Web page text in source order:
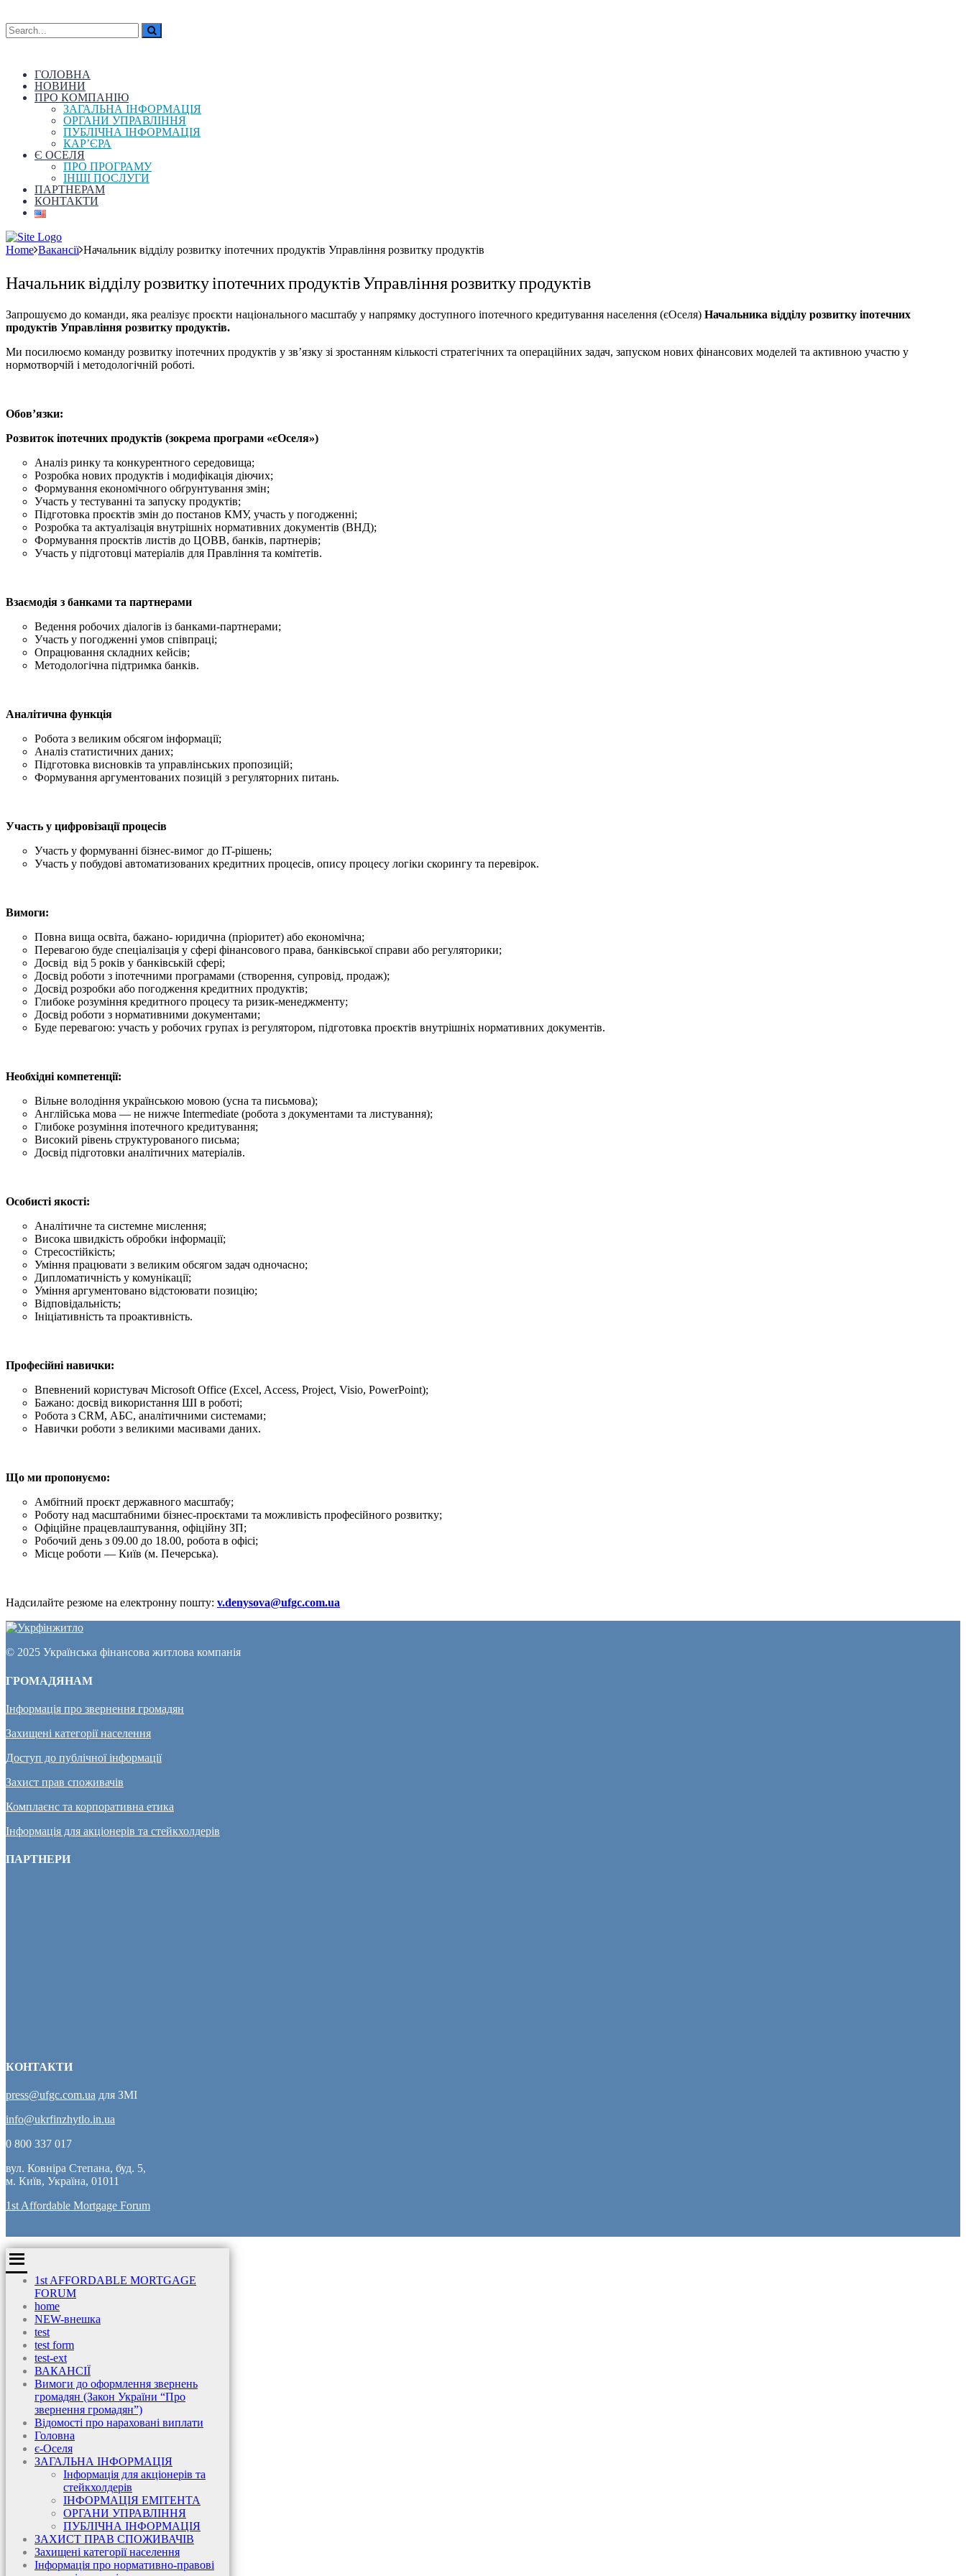
ГОЛОВНА
НОВИНИ
ПРО КОМПАНІЮ
ЗАГАЛЬНА ІНФОРМАЦІЯ
ОРГАНИ УПРАВЛІННЯ
ПУБЛІЧНА ІНФОРМАЦІЯ
КАР’ЄРА
Є ОСЕЛЯ
ПРО ПРОГРАМУ
ІНШІ ПОСЛУГИ
ПАРТНЕРАМ
КОНТАКТИ
Home Вакансії Начальник відділу розвитку іпотечних продуктів Управління розвитку продуктів
Начальник відділу розвитку іпотечних продуктів Управління розвитку продуктів
Запрошуємо до команди, яка реалізує проєкти національного масштабу у напрямку доступного іпотечного кредитування населення (єОселя) Начальника відділу розвитку іпотечних
продуктів Управління розвитку продуктів.
Ми посилюємо команду розвитку іпотечних продуктів у зв’язку зі зростанням кількості стратегічних та операційних задач, запуском нових фінансових моделей та активною участю у
нормотворчій і методологічній роботі.
Обов’язки:
Розвиток іпотечних продуктів (зокрема програми «єОселя»)
Аналіз ринку та конкурентного середовища;
Розробка нових продуктів і модифікація діючих;
Формування економічного обґрунтування змін;
Участь у тестуванні та запуску продуктів;
Підготовка проєктів змін до постанов КМУ, участь у погодженні;
Розробка та актуалізація внутрішніх нормативних документів (ВНД);
Формування проєктів листів до ЦОВВ, банків, партнерів;
Участь у підготовці матеріалів для Правління та комітетів.
Взаємодія з банками та партнерами
Ведення робочих діалогів із банками-партнерами;
Участь у погодженні умов співпраці;
Опрацювання складних кейсів;
Методологічна підтримка банків.
Аналітична функція
Робота з великим обсягом інформації;
Аналіз статистичних даних;
Підготовка висновків та управлінських пропозицій;
Формування аргументованих позицій з регуляторних питань.
Участь у цифровізації процесів
Участь у формуванні бізнес-вимог до IT-рішень;
Участь у побудові автоматизованих кредитних процесів, опису процесу логіки скорингу та перевірок.
Вимоги:
Повна вища освіта, бажано- юридична (пріоритет) або економічна;
Перевагою буде спеціалізація у сфері фінансового права, банківської справи або регуляторики;
Досвід від 5 років у банківській сфері;
Досвід роботи з іпотечними програмами (створення, супровід, продаж);
Досвід розробки або погодження кредитних продуктів;
Глибоке розуміння кредитного процесу та ризик-менеджменту;
Досвід роботи з нормативними документами;
Буде перевагою: участь у робочих групах із регулятором, підготовка проєктів внутрішніх нормативних документів.
Необхідні компетенції:
Вільне володіння українською мовою (усна та письмова);
Англійська мова — не нижче Intermediate (робота з документами та листування);
Глибоке розуміння іпотечного кредитування;
Високий рівень структурованого письма;
Досвід підготовки аналітичних матеріалів.
Особисті якості:
Аналітичне та системне мислення;
Висока швидкість обробки інформації;
Стресостійкість;
Уміння працювати з великим обсягом задач одночасно;
Дипломатичність у комунікації;
Уміння аргументовано відстоювати позицію;
Відповідальність;
Ініціативність та проактивність.
Професійні навички:
Впевнений користувач Microsoft Office (Excel, Access, Project, Visio, PowerPoint);
Бажано: досвід використання ШІ в роботі;
Робота з CRM, АБС, аналітичними системами;
Навички роботи з великими масивами даних.
Що ми пропонуємо:
Амбітний проєкт державного масштабу;
Роботу над масштабними бізнес-проєктами та можливість професійного розвитку;
Офіційне працевлаштування, офіційну ЗП;
Робочий день з 09.00 до 18.00, робота в офісі;
Місце роботи — Київ (м. Печерська).
Надсилайте резюме на електронну пошту: v.denysova@ufgc.com.ua
© 2025 Українська фінансова житлова компанія
ГРОМАДЯНАМ
Інформація про звернення громадян
Захищені категорії населення
Доступ до публічної інформації
Захист прав споживачів
Комплаєнс та корпоративна етика
Інформація для акціонерів та стейкхолдерів
ПАРТНЕРИ
КОНТАКТИ
press@ufgc.com.ua для ЗМІ
info@ukrfinzhytlo.in.ua
0 800 337 017
вул. Ковніра Степана, буд. 5,
м. Київ, Україна, 01011
1st Affordable Mortgage Forum
1st AFFORDABLE MORTGAGE
FORUM
home
NEW-внешка
test
test form
test-ext
ВАКАНСІЇ
Вимоги до оформлення звернень
громадян (Закон України “Про
звернення громадян”)
Відомості про нараховані виплати
Головна
є-Оселя
ЗАГАЛЬНА ІНФОРМАЦІЯ
Інформація для акціонерів та
стейкхолдерів
ІНФОРМАЦІЯ ЕМІТЕНТА
ОРГАНИ УПРАВЛІННЯ
ПУБЛІЧНА ІНФОРМАЦІЯ
ЗАХИСТ ПРАВ СПОЖИВАЧІВ
Захищені категорії населення
Інформація про нормативно-правові